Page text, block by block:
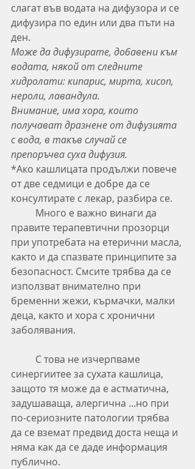
слагат във водата на дифузора и се
дифузира по един или два пъти на
ден.
Може да дифузирате, добавени към
водата, някой от следните
хидролати: кипарис, мирта, хисоп,
нероли, лавандула.
Внимание, има хора, които
получават дразнене от дифузията
с вода, в такъв случай се
препоръчва суха дифузия.
*Ако кашлицата продължи повече
от две седмици е добре да се
консултирате с лекар, разбира се.
правите терапевтични прозорци
при употребата на етерични масла,
както и да спазвате принципите за
безопасност. Смсите трябва да се
използват внимателно при
бременни жежи, кърмачки, малки
деца, както и хора с хронични
заболявания.
синергиитее за сухата кашлица,
защото тя може да е астматична,
задушаваща, алергична ...но при
по-сериозните патологии трябва
да се вземат предвид доста неща и
няма как да се даде информация
публично.